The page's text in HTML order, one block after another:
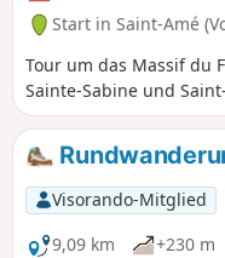
Start in Saint-Amé
Tour um das Massif du
Sainte-Sabine und
Visorando-Mitglied
9,09 km
+230 m